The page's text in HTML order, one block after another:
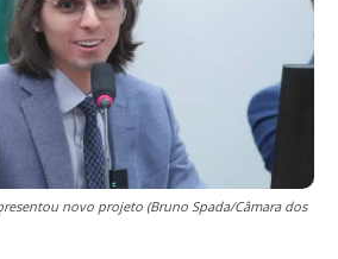
novo projeto (Bruno Spada/Câmara dos